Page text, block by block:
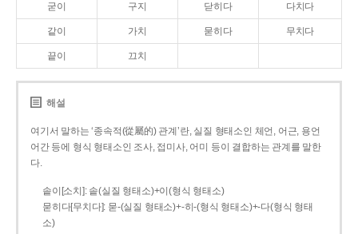
굳이 구지 닫히다 다치다
같이 가치 묻히다 무치다
끝이 끄치
해설
여기서 말하는 ‘종속적(從屬的) 관계’란, 실질 형태소인 체언, 어근, 용언
어간 등에 형식 형태소인 조사, 접미사, 어미 등이 결합하는 관계를 말한
다.
솥이[소치]: 솥(실질 형태소)+이(형식 형태소)
묻히다[무치다]: 묻­-(실질 형태소)+­-히­-(형식 형태소)+-다(형식 형태
소)